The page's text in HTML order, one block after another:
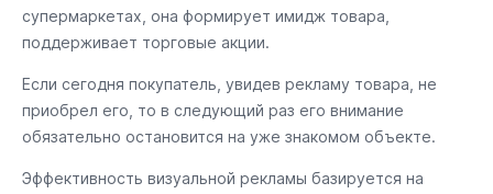
супермаркетах, она формирует имидж товара,
поддерживает торговые акции.
Если сегодня покупатель, увидев рекламу товара, не
приобрел его, то в следующий раз его внимание
обязательно остановится на уже знакомом объекте.
Эффективность визуальной рекламы базируется на